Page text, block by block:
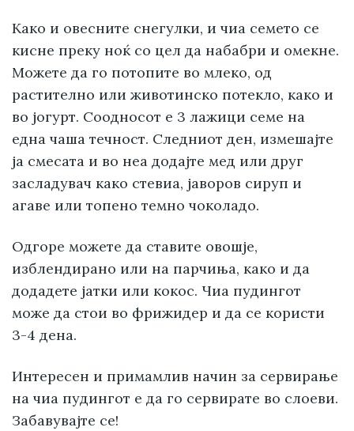
Како и овесните снегулки, и чиа семето се
кисне преку ноќ со цел да набабри и омекне.
Можете да го потопите во млеко, од
растително или животинско потекло, како и
во јогурт. Соодносот е 3 лажици семе на
една чаша течност. Следниот ден, измешајте
ја смесата и во неа додајте мед или друг
засладувач како стевиа, јаворов сируп и
агаве или топено темно чоколадо.
Одгоре можете да ставите овошје,
изблендирано или на парчиња, како и да
додадете јатки или кокос. Чиа пудингот
може да стои во фрижидер и да се користи
3-4 дена.
Интересен и примамлив начин за сервирање
на чиа пудингот е да го сервирате во слоеви.
Забавувајте се!